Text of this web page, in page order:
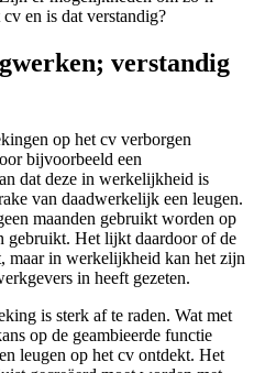
en is dat verstandig?
verstandig
op het cv verborgen
bijvoorbeeld een
dat deze in werkelijkheid is
van daadwerkelijk een leugen.
maanden gebruikt worden op
gebruikt. Het lijkt daardoor of de
maar in werkelijkheid kan het zijn
in heeft gezeten.
is sterk af te raden. Wat met
op de geambieerde functie
leugen op het cv ontdekt. Het